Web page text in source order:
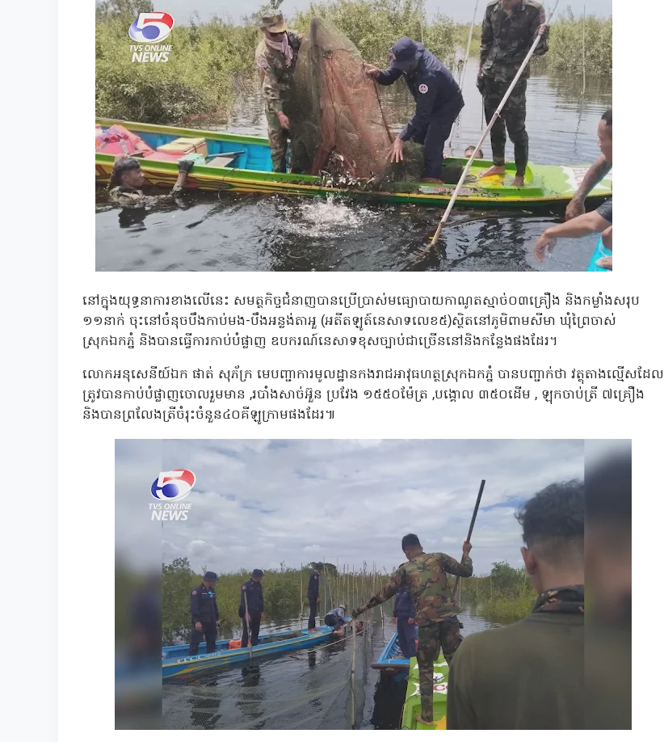
នៅក្នុងយុទ្ធនាការខាងលើនេះ សមត្ថកិច្ចជំនាញបានប្រើប្រាស់មធ្យោបាយកាណូតស្មាច់០៣គ្រឿង និងកម្លាំងសរុប
១១នាក់ ចុះនៅចំនុចបឹងកាប់មង-បឹងអន្លង់តាអួ (អតីតឡូត៍នេសាទលេខ៥)ស្ថិតនៅភូមិពាមសីមា ឃុំព្រៃចាស់
ស្រុកឯកភ្នំ និងបានធ្វើការកាប់បំផ្លាញ ឧបករណ៍នេសាទខុសច្បាប់ជាច្រើននៅនិងកន្លែងផងដែរ។
លោកអនុសេនីយ៍ឯក ផាត់ សុភ័ក្រ មេបញ្ជាការមូលដ្ឋានកងរាជអាវុធហត្ថស្រុកឯកភ្នំ បានបញ្ជាក់ថា វត្ថុតាងល្មើសដែល
ត្រូវបានកាប់បំផ្លាញចោលរួមមាន ,របាំងសាច់អ៊ួន ប្រវែង ១៥៥០ម៉ែត្រ ,បង្គោល ៣៥០ដើម , ឡុកចាប់ត្រី ៧គ្រឿង
និងបានព្រលែងត្រីចំរុះចំនួន៤០គីឡូក្រាមផងដែរ៕